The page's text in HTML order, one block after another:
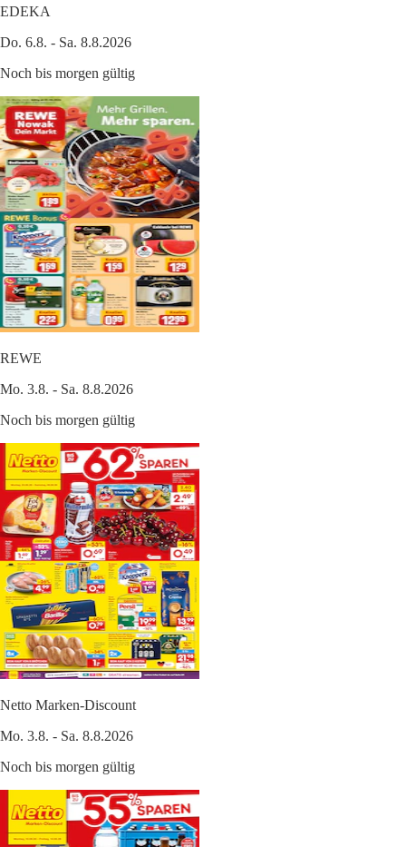
EDEKA
Do. 6.8. - Sa. 8.8.2026
Noch bis morgen gültig
REWE
Mo. 3.8. - Sa. 8.8.2026
Noch bis morgen gültig
Netto Marken-Discount
Mo. 3.8. - Sa. 8.8.2026
Noch bis morgen gültig